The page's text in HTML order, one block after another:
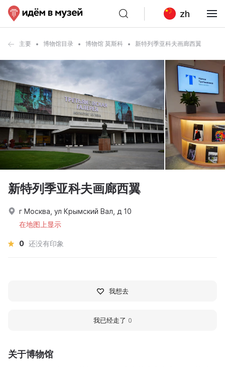
zh
主要 博物馆目录 博物馆 莫斯科 新特列季亚科夫画廊西翼
关于博物馆
新特列季亚科夫画廊西翼
г Москва, ул Крымский Вал, д 10
在地图上显示
0 还没有印象
我想去
我已经走了 0